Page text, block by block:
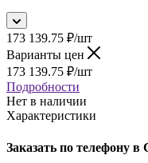
173 139.75 ₽/шт
Варианты цен
173 139.75 ₽/шт
Подробности
Нет в наличии
Характеристики
Заказать по телефону в